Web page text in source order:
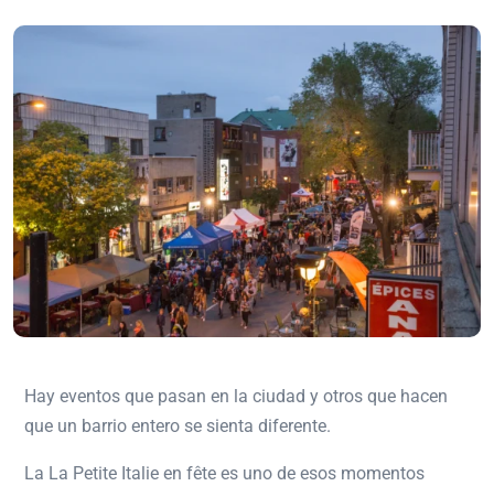
Hay eventos que pasan en la ciudad y otros que hacen
que un barrio entero se sienta diferente.
La La Petite Italie en fête es uno de esos momentos